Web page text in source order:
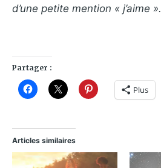
d’une petite mention « j’aime ».
Partager :
Plus
Articles similaires